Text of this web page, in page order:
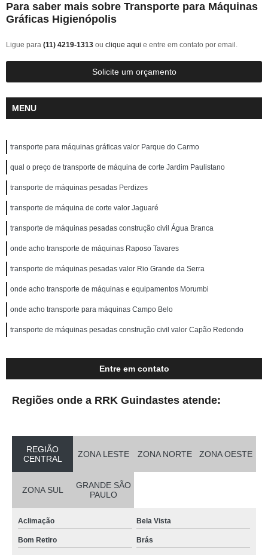
Para saber mais sobre Transporte para Máquinas
Gráficas Higienópolis
Ligue para (11) 4219-1313 ou clique aqui e entre em contato por email.
Solicite um orçamento
MENU
transporte para máquinas gráficas valor Parque do Carmo
qual o preço de transporte de máquina de corte Jardim Paulistano
transporte de máquinas pesadas Perdizes
transporte de máquina de corte valor Jaguaré
transporte de máquinas pesadas construção civil Água Branca
onde acho transporte de máquinas Raposo Tavares
transporte de máquinas pesadas valor Rio Grande da Serra
onde acho transporte de máquinas e equipamentos Morumbi
onde acho transporte para máquinas Campo Belo
transporte de máquinas pesadas construção civil valor Capão Redondo
Entre em contato
Regiões onde a RRK Guindastes atende:
REGIÃO
CENTRAL
ZONA LESTE ZONA NORTE ZONA OESTE
ZONA SUL
GRANDE SÃO
PAULO
Aclimação Bela Vista
Bom Retiro Brás